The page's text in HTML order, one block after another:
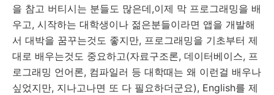
을 참고 버티시는 분들도 많은데,이제 막 프로그래밍을 배
우고, 시작하는 대학생이나 젊은분들이라면 앱을 개발해
서 대박을 꿈꾸는것도 좋지만, 프로그래밍을 기초부터 제
대로 배우는것도 중요하고(자료구조론, 데이터베이스, 프
로그래밍 언어론, 컴파일러 등 대학때는 왜 이런걸 배우나
싶었지만, 지나고나면 또 다 필요하더군요), English를 제